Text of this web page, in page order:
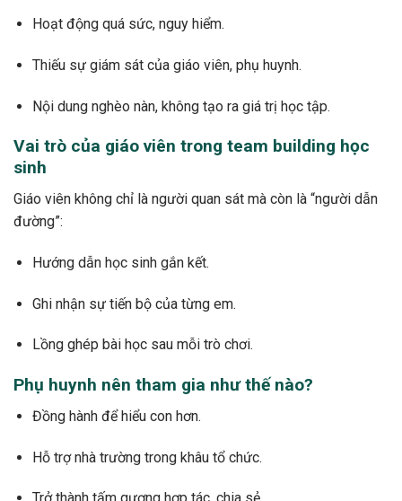
Hoạt động quá sức, nguy hiểm.
Thiếu sự giám sát của giáo viên, phụ huynh.
Nội dung nghèo nàn, không tạo ra giá trị học tập.
Vai trò của giáo viên trong team building học
sinh
Giáo viên không chỉ là người quan sát mà còn là “người dẫn
đường”:
Hướng dẫn học sinh gắn kết.
Ghi nhận sự tiến bộ của từng em.
Lồng ghép bài học sau mỗi trò chơi.
Phụ huynh nên tham gia như thế nào?
Đồng hành để hiểu con hơn.
Hỗ trợ nhà trường trong khâu tổ chức.